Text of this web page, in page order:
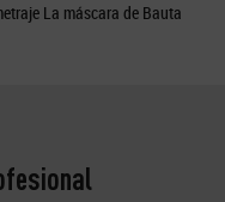
La máscara de Bauta